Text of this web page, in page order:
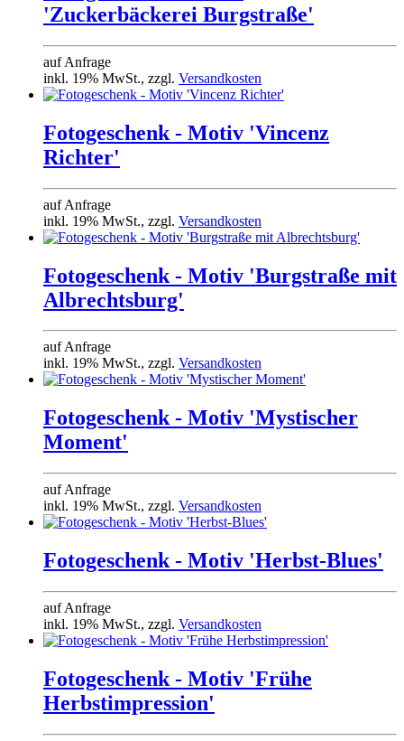
'Zuckerbäckerei Burgstraße'
auf Anfrage
inkl. 19% MwSt., zzgl. Versandkosten
Fotogeschenk - Motiv 'Vincenz
Richter'
auf Anfrage
inkl. 19% MwSt., zzgl. Versandkosten
Fotogeschenk - Motiv 'Burgstraße mit
Albrechtsburg'
auf Anfrage
inkl. 19% MwSt., zzgl. Versandkosten
Fotogeschenk - Motiv 'Mystischer
Moment'
auf Anfrage
inkl. 19% MwSt., zzgl. Versandkosten
Fotogeschenk - Motiv 'Herbst-Blues'
auf Anfrage
inkl. 19% MwSt., zzgl. Versandkosten
Fotogeschenk - Motiv 'Frühe
Herbstimpression'